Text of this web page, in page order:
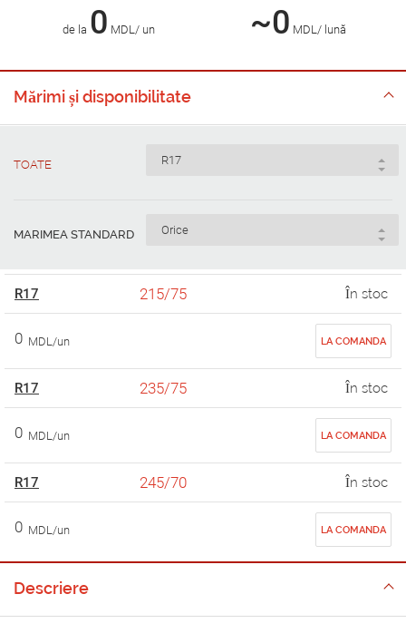
de la 0 MDL/ un ~0 MDL/ lună
Mărimi și disponibilitate
TOATE
MARIMEA STANDARD
R17 215/75 În stoc
0 MDL/un LA COMANDA
R17 235/75 În stoc
0 MDL/un LA COMANDA
R17 245/70 În stoc
0 MDL/un LA COMANDA
Descriere